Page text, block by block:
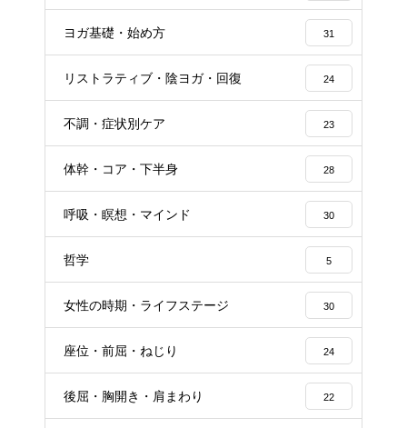
ヨガ基礎・始め方 31
リストラティブ・陰ヨガ・回復 24
不調・症状別ケア 23
体幹・コア・下半身 28
呼吸・瞑想・マインド 30
哲学 5
女性の時期・ライフステージ 30
座位・前屈・ねじり 24
後屈・胸開き・肩まわり 22